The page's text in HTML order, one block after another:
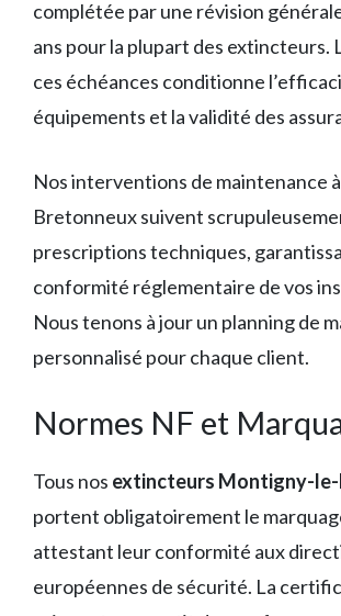
complétée par une révision
ans pour la plupart des extincteurs.
ces échéances conditionne
équipements et la validité des
Nos interventions de maintenance
Bretonneux suivent
prescriptions techniques,
conformité réglementaire de vos
Nous tenons à jour un planning de
personnalisé pour chaque client.
Normes NF et
Tous nos extincteurs Montigny-
portent obligatoirement le
attestant leur conformité aux
européennes de sécurité. La